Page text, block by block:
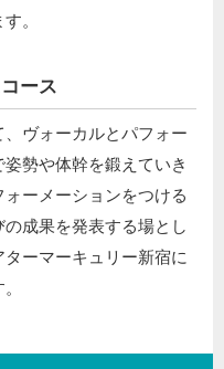
。
ース
ヴォーカルとパフォー
勢や体幹を鍛えていき
ーメーションをつける
成果を発表する場とし
ーマーキュリー新宿に